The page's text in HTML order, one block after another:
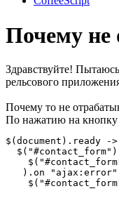
Почему не
Здравствуйте!
рельсового
Почему то не
По нажатию на кнопку
$(document).ready ->
).on